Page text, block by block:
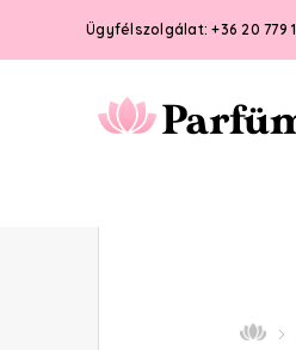
Ügyfélszolgálat: +36 20 779